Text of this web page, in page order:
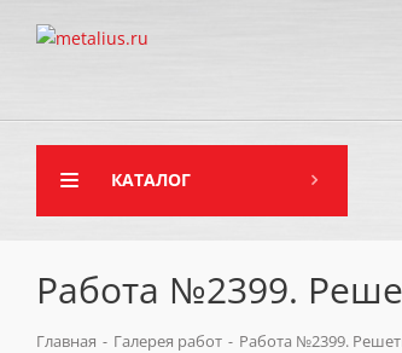
КАТАЛОГ
Работа №2399.
Главная - Галерея работ - Работа №2399.